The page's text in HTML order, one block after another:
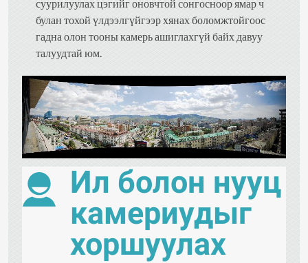
суурилуулах цэгийг оновчтой сонгосноор ямар ч
булан тохой үлдээлгүйгээр хянах боломжтойгоос
гадна олон тооны камерь ашиглахгүй байх давуу
талуудтай юм.
Ил болон нууц
камериудыг
хоршуулах